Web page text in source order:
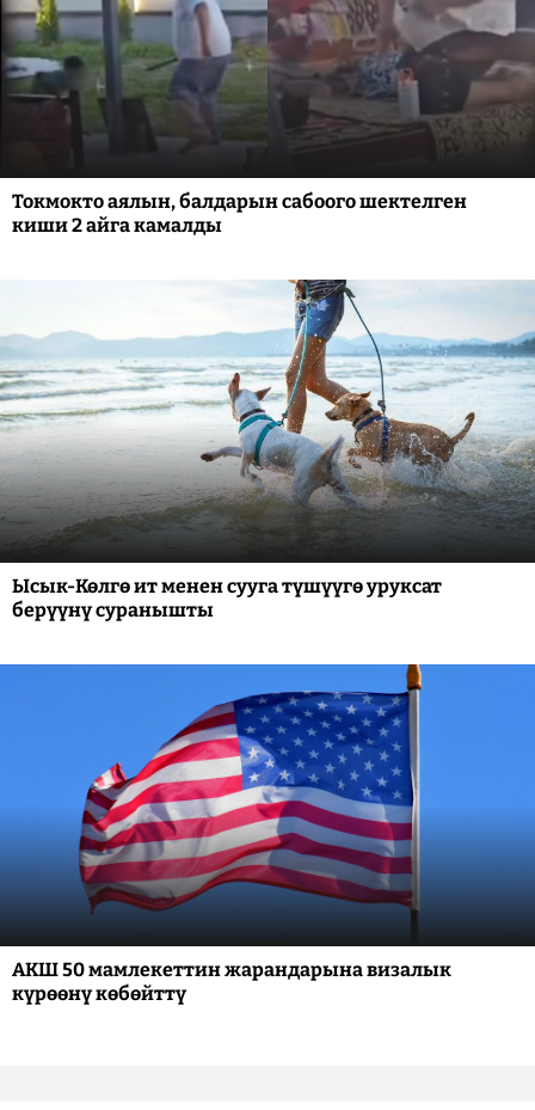
Токмокто аялын, балдарын сабоого шектелген
киши 2 айга камалды
Ысык-Көлгө ит менен сууга түшүүгө уруксат
берүүнү суранышты
АКШ 50 мамлекеттин жарандарына визалык
күрөөнү көбөйттү